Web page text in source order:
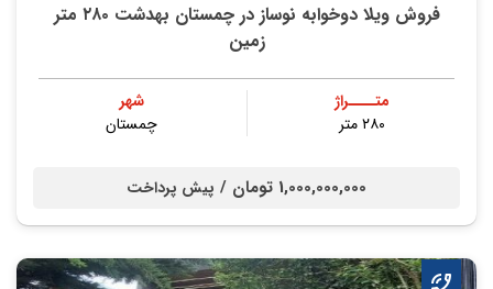
فروش ویلا دوخوابه نوساز در چمستان بهدشت ۲۸۰ متر
زمین
متــــراژ
۲۸۰ متر
شهر
چمستان
1,000,000,000 تومان / پیش پرداخت